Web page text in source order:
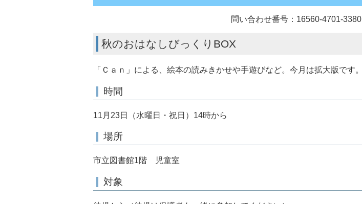
問い合わせ番号：16560-4701-3380
秋のおはなしびっくりBOX
「Ｃａｎ」による、絵本の読みきかせや手遊びなど。今月は拡大版です。
時間
11月23日（水曜日・祝日）14時から
場所
市立図書館1階 児童室
対象